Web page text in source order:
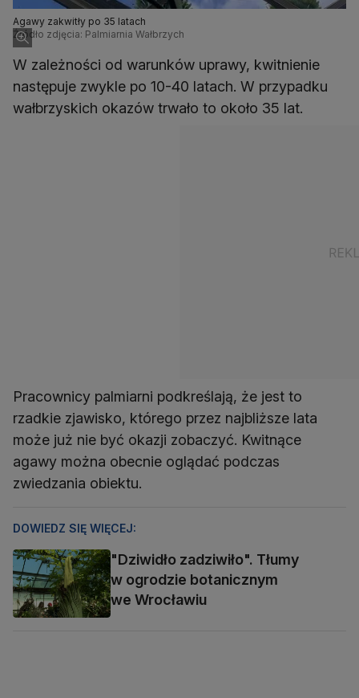
Agawy zakwitły po 35 latach
Źródło zdjęcia: Palmiarnia Wałbrzych
W zależności od warunków uprawy, kwitnienie
następuje zwykle po 10-40 latach. W przypadku
wałbrzyskich okazów trwało to około 35 lat.
Pracownicy palmiarni podkreślają, że jest to
rzadkie zjawisko, którego przez najbliższe lata
może już nie być okazji zobaczyć. Kwitnące
agawy można obecnie oglądać podczas
zwiedzania obiektu.
DOWIEDZ SIĘ WIĘCEJ:
"Dziwidło zadziwiło". Tłumy
w ogrodzie botanicznym
we Wrocławiu